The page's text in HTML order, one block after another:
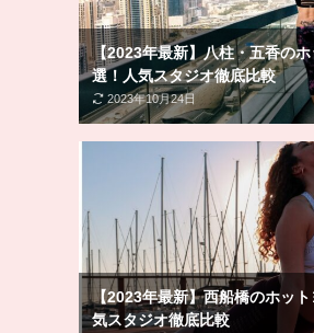
【2023年最新】八柱・五香の
選！人気スタジオ徹底比較
2023年10月24日
【2023年最新】西船橋のホッ
気スタジオ徹底比較